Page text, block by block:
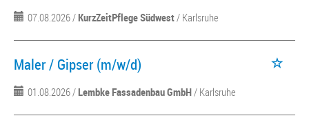
07.08.2026 /KurzZeitPflege Südwest/ Karlsruhe
Maler / Gipser (m/w/d)
01.08.2026 /Lembke Fassadenbau GmbH/ Karlsruhe